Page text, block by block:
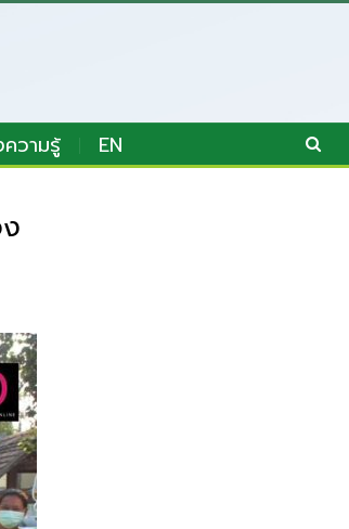
วามรู้ EN